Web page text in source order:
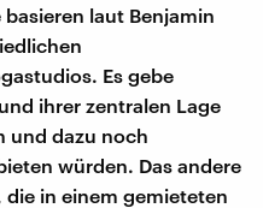
laut Benjamin
Es gebe
ihrer zentralen Lage
und dazu noch
würden. Das andere
die in einem gemieteten